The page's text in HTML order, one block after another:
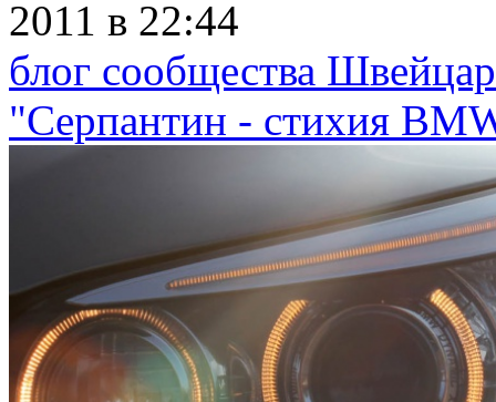
2011 в 22:44
блог сообщества
"Серпантин - стихия